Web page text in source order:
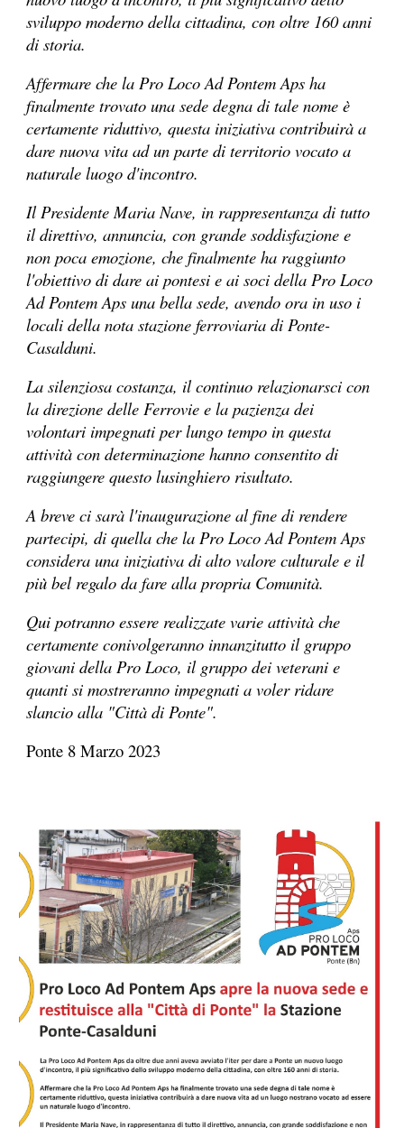
sviluppo moderno della cittadina, con oltre 160 anni
di storia.
Affermare che la Pro Loco Ad Pontem Aps ha
finalmente trovato una sede degna di tale nome è
certamente riduttivo, questa iniziativa contribuirà a
dare nuova vita ad un parte di territorio vocato a
naturale luogo d'incontro.
Il Presidente Maria Nave, in rappresentanza di tutto
il direttivo, annuncia, con grande soddisfazione e
non poca emozione, che finalmente ha raggiunto
l'obiettivo di dare ai pontesi e ai soci della Pro Loco
Ad Pontem Aps una bella sede, avendo ora in uso i
locali della nota stazione ferroviaria di Ponte-
Casalduni.
La silenziosa costanza, il continuo relazionarsci con
la direzione delle Ferrovie e la pazienza dei
volontari impegnati per lungo tempo in questa
attività con determinazione hanno consentito di
raggiungere questo lusinghiero risultato.
A breve ci sarà l'inaugurazione al fine di rendere
partecipi, di quella che la Pro Loco Ad Pontem Aps
considera una iniziativa di alto valore culturale e il
più bel regalo da fare alla propria Comunità.
Qui potranno essere realizzate varie attività che
certamente conivolgeranno innanzitutto il gruppo
giovani della Pro Loco, il gruppo dei veterani e
quanti si mostreranno impegnati a voler ridare
slancio alla "Città di Ponte".
Ponte 8 Marzo 2023